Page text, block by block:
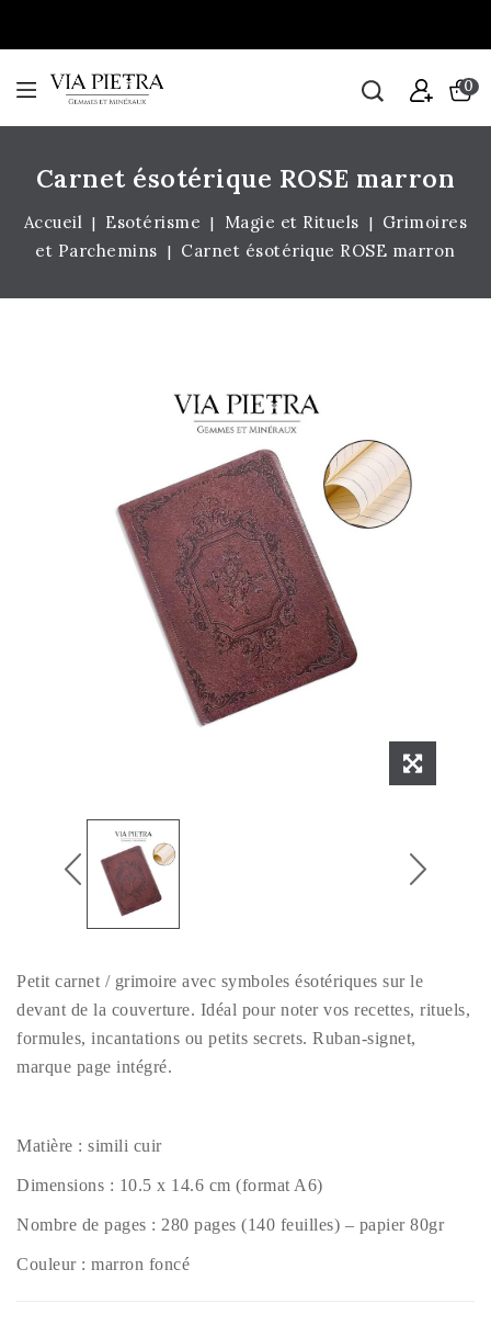
0
Carnet ésotérique ROSE marron
Accueil Esotérisme Magie et Rituels
Grimoires
et Parchemins
Carnet ésotérique ROSE marron
Petit carnet / grimoire avec symboles ésotériques sur le
devant de la couverture. Idéal pour noter vos recettes, rituels,
formules, incantations ou petits secrets. Ruban-signet,
marque page intégré.
Matière : simili cuir
Dimensions : 10.5 x 14.6 cm (format A6)
Nombre de pages : 280 pages (140 feuilles) – papier 80gr
Couleur : marron foncé